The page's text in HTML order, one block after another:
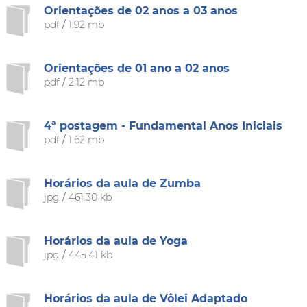
Orientações de 02 anos a 03 anos
pdf/ 1.92 mb
Orientações de 01 ano a 02 anos
pdf/ 2.12 mb
4ª postagem - Fundamental Anos Iniciais
pdf/ 1.62 mb
Horários da aula de Zumba
jpg / 461.30 kb
Horários da aula de Yoga
jpg / 445.41 kb
Horários da aula de Vôlei Adaptado